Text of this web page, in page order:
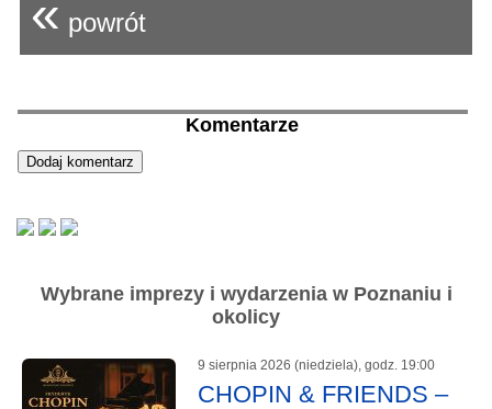
« powrót
Komentarze
Wybrane imprezy i wydarzenia w Poznaniu i
okolicy
9 sierpnia 2026 (niedziela), godz. 19:00
CHOPIN & FRIENDS –